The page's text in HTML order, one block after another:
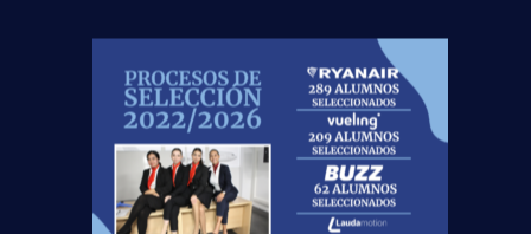
Busca Cabin Crew para sus bases.
Busca Cabin Crew para sus bases.
Canaryfly:Busca CabinCrew para sus bases.
One Airways: Abre convocatoria para bases en